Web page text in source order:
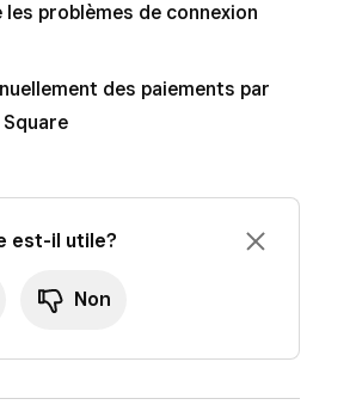
les problèmes de connexion
des paiements par
est-il utile?
Non